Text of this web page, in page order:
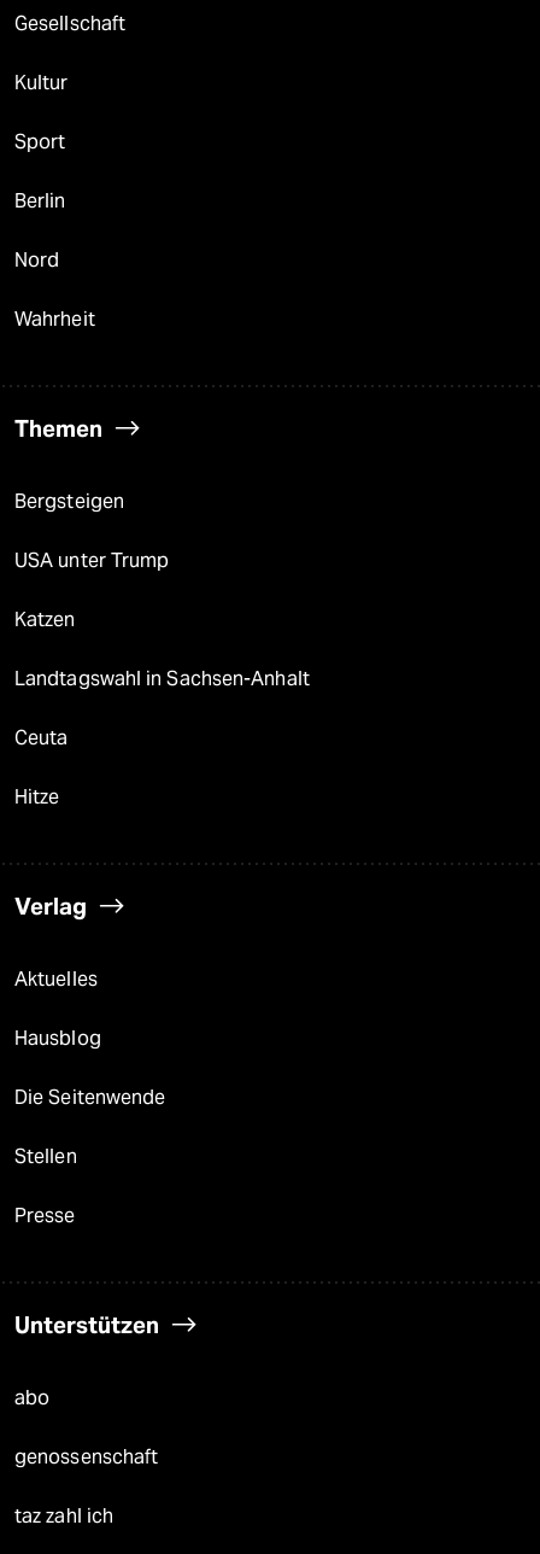
Gesellschaft
Kultur
Sport
Berlin
Nord
Wahrheit
Themen
Bergsteigen
USA unter Trump
Katzen
Landtagswahl in Sachsen-Anhalt
Ceuta
Hitze
Verlag
Aktuelles
Hausblog
Die Seitenwende
Stellen
Presse
Unterstützen
abo
genossenschaft
taz zahl ich